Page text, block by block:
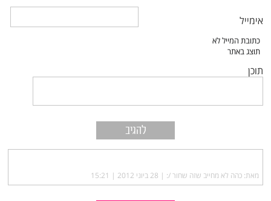
אימייל
תוכן
מאת: כהה לא מחייב שזה שחור /: |‏ 28 ביוני 2012 | 15:21